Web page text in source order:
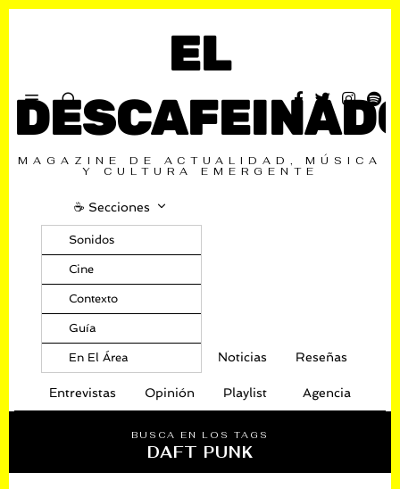
EL
MAGAZINE DE ACTUALIDAD, MÚSICA
Y CULTURA EMERGENTE
☕️ Secciones
Sonidos
Cine
Contexto
Guía
En El Área Noticias Reseñas
Entrevistas Opinión Playlist Agencia
BUSCA EN LOS TAGS
DAFT PUNK